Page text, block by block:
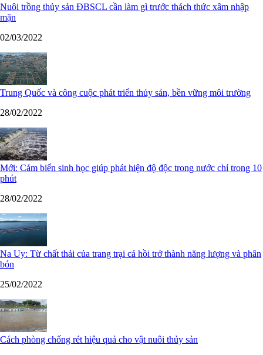
Nuôi trồng thủy sản ĐBSCL cần làm gì trước thách thức xâm nhập
mặn
02/03/2022
Trung Quốc và công cuộc phát triển thủy sản, bền vững môi trường
28/02/2022
Mới: Cảm biến sinh học giúp phát hiện độ độc trong nước chỉ trong 10
phút
28/02/2022
Na Uy: Từ chất thải của trang trại cá hồi trở thành năng lượng và phân
bón
25/02/2022
Cách phòng chống rét hiệu quả cho vật nuôi thủy sản